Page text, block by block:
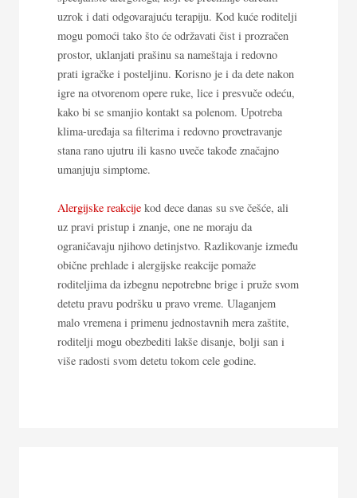
uzrok i dati odgovarajuću terapiju. Kod kuće roditelji
mogu pomoći tako što će održavati čist i prozračen
prostor, uklanjati prašinu sa nameštaja i redovno
prati igračke i posteljinu. Korisno je i da dete nakon
igre na otvorenom opere ruke, lice i presvuče odeću,
kako bi se smanjio kontakt sa polenom. Upotreba
klima-uređaja sa filterima i redovno provetravanje
stana rano ujutru ili kasno uveče takođe značajno
umanjuju simptome.
Alergijske reakcije kod dece danas su sve češće, ali
uz pravi pristup i znanje, one ne moraju da
ograničavaju njihovo detinjstvo. Razlikovanje između
obične prehlade i alergijske reakcije pomaže
roditeljima da izbegnu nepotrebne brige i pruže svom
detetu pravu podršku u pravo vreme. Ulaganjem
malo vremena i primenu jednostavnih mera zaštite,
roditelji mogu obezbediti lakše disanje, bolji san i
više radosti svom detetu tokom cele godine.